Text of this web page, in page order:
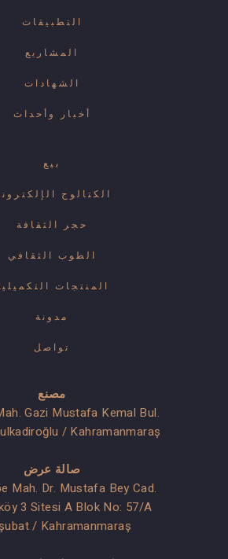
التطبيقات
المشاريع
الشهادات
أخبار وأحداث
بيع
الكتالوج
حجر الثقافة
الطوب الثقافي
المنتجات
مدونة
تواصل
مصنع
Gazi Mustafa Kemal Bul.
/ Kahramanmaraş
صالة عرض
Mah. Dr. Mustafa Bey Cad.
3 Sitesi A Blok No: 57/A
/ Kahramanmaraş